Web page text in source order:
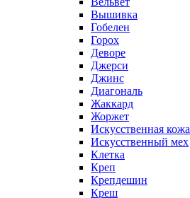
Вышивка
Гобелен
Горох
Деворе
Джерси
Джинс
Диагональ
Жаккард
Жоржет
Искусственная кожа
Искусственный мех
Клетка
Креп
Крепдешин
Креш